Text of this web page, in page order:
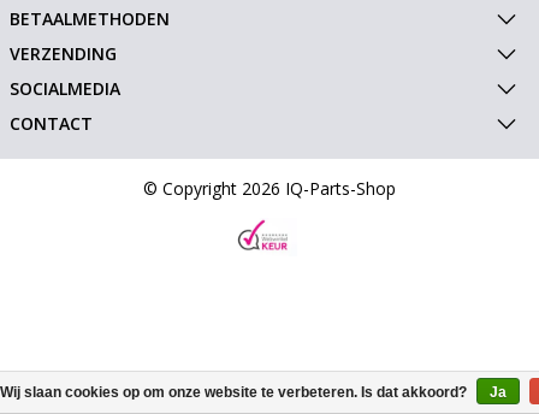
BETAALMETHODEN
VERZENDING
SOCIALMEDIA
CONTACT
© Copyright 2026 IQ-Parts-Shop
Wij slaan cookies op om onze website te verbeteren. Is dat akkoord? Ja